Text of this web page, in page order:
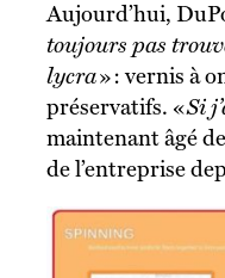
Aujourd’hui,
toujours pas
lycra» : vernis à
préservatifs. «Si
maintenant âgé
de l’entreprise